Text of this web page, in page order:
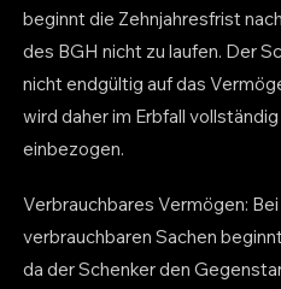
beginnt die Zehnjahresfrist
des BGH nicht zu laufen. Der
nicht endgültig auf das
wird daher im Erbfall
einbezogen.
Verbrauchbares Vermögen:
verbrauchbaren Sachen
da der Schenker den